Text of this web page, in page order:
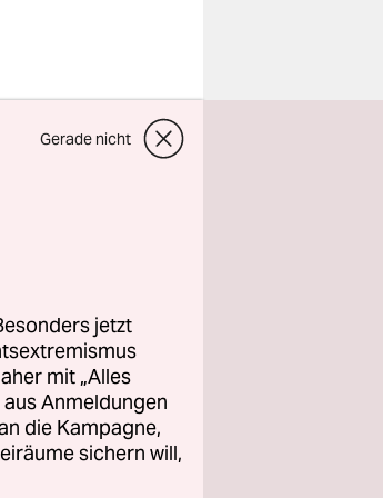
Gerade nicht
jetzt
mit „Alles
Anmeldungen
die Kampagne,
sichern will,